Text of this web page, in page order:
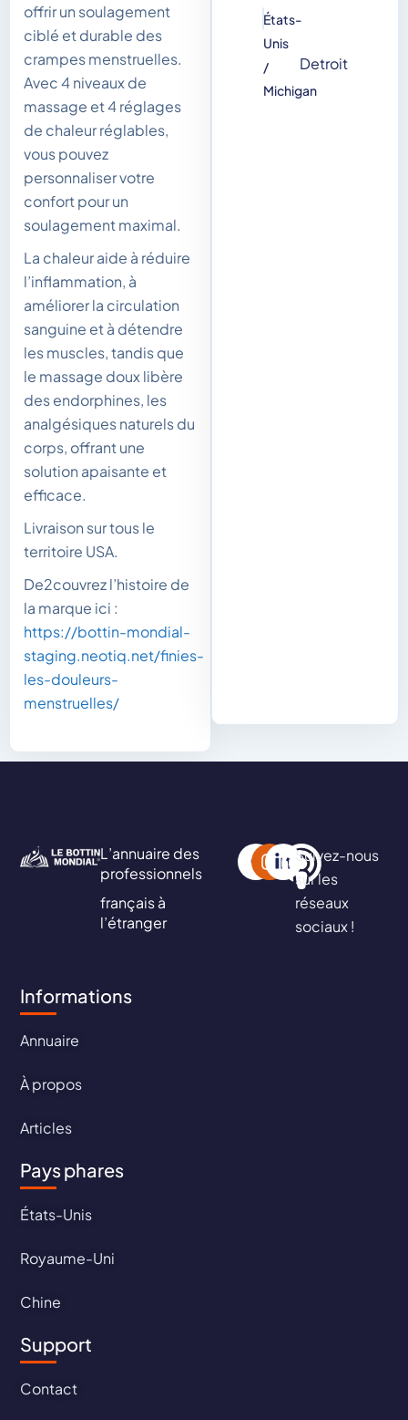
offrir un soulagement
ciblé et durable des
crampes menstruelles.
Avec 4 niveaux de
massage et 4 réglages
de chaleur réglables,
vous pouvez
personnaliser votre
confort pour un
soulagement maximal.
La chaleur aide à réduire
l’inflammation, à
améliorer la circulation
sanguine et à détendre
les muscles, tandis que
le massage doux libère
des endorphines, les
analgésiques naturels du
corps, offrant une
solution apaisante et
efficace.
Livraison sur tous le
territoire USA.
De2couvrez l’histoire de
la marque ici :
https://bottin-mondial-
staging.neotiq.net/finies-
les-douleurs-
menstruelles/
États-
Unis
/
Michigan
Detroit
L’annuaire des
professionnels
français à
l’étranger
Suivez-nous
sur les
réseaux
sociaux !
Informations
Annuaire
À propos
Articles
Pays phares
États-Unis
Royaume-Uni
Chine
Support
Contact